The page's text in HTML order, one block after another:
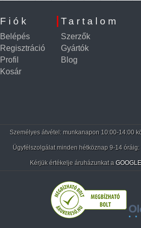
Fiók
Belépés
Regisztráció
Profil
Kosár
Tartalom
Szerzők
Gyártók
Blog
Személyes átvétel: munkanapon 10:00-14:00
Ügyfélszolgálat minden hétköznap 9-14 óráig:
Kérjük értékelje áruházunkat a GOOGLE